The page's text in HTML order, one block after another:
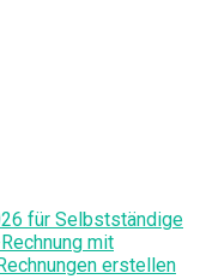
für Selbstständige
mit
erstellen